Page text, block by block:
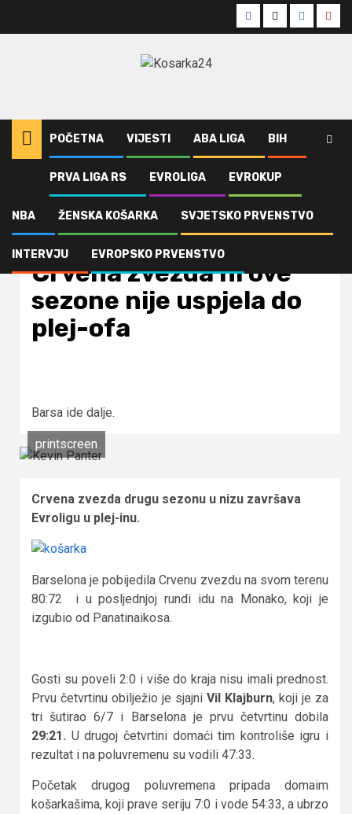
Facebook
Twitter
POČETNA VIJESTI ABA LIGA BIH
PRVA LIGA RS EVROLIGA EVROKUP
NBA ŽENSKA KOŠARKA SVJETSKO PRVENSTVO
INTERVJU EVROPSKO PRVENSTVO
Evroliga
Crvena zvezda ni ove sezone nije uspjela do plej-ofa
Crvena zvezda ni ove
sezone nije uspjela do
plej-ofa
Barsa ide dalje.
printscreen
Crvena zvezda drugu sezonu u nizu završava
Evroligu u plej-inu.
Barselona je pobijedila Crvenu zvezdu na svom terenu
80:72 i u posljednjoj rundi idu na Monako, koji je
izgubio od Panatinaikosa.
Gosti su poveli 2:0 i više do kraja nisu imali prednost.
Prvu četvrtinu obilježio je sjajni Vil Klajburn, koji je za
tri šutirao 6/7 i Barselona je prvu četvrtinu dobila
29:21. U drugoj četvrtini domaći tim kontroliše igru i
rezultat i na poluvremenu su vodili 47:33.
Početak drugog poluvremena pripada domaim
košarkašima, koji prave seriju 7:0 i vode 54:33, a ubrzo